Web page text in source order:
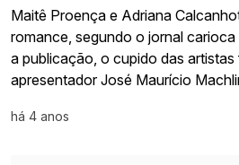
Maitê Proença e Adriana
romance, segundo o jornal
a publicação, o cupido das
apresentador José Maurício
há 4 anos